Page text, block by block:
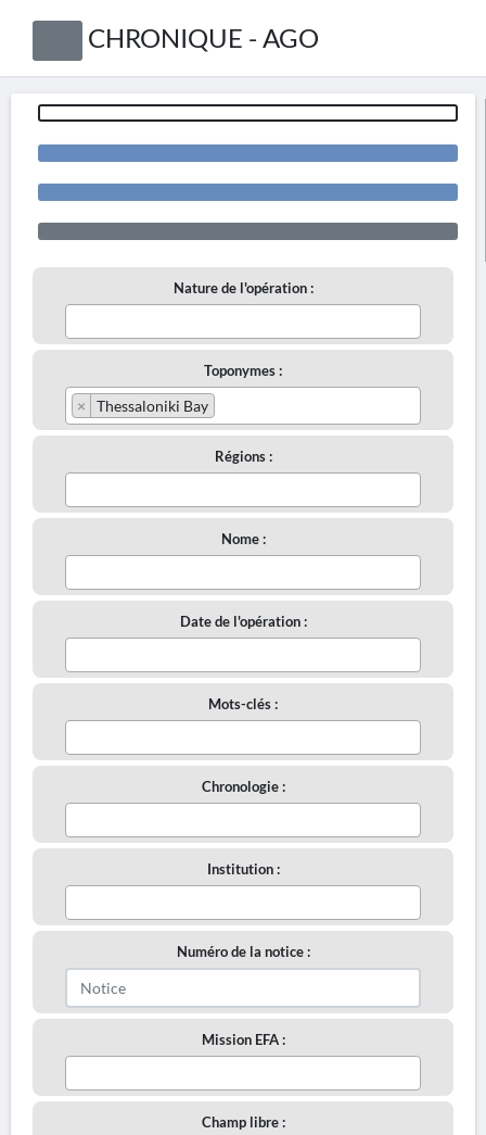
CHRONIQUE - AGO
Nature de l'opération :
Toponymes :
× Thessaloniki Bay
Régions :
Nome :
Date de l'opération :
Mots-clés :
Chronologie :
Institution :
Numéro de la notice :
Mission EFA :
Champ libre :